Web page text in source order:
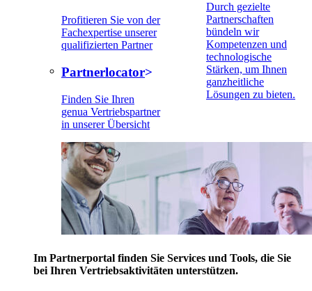
Profitieren Sie von der
Fachexpertise unserer
qualifizierten Partner
Partnerlocator
Finden Sie Ihren
genua Vertriebspartner
in unserer Übersicht
Durch gezielte
Partnerschaften
bündeln wir
Kompetenzen und
technologische
Stärken, um Ihnen
ganzheitliche
Lösungen zu bieten.
Im Partnerportal finden Sie Services und Tools, die Sie
bei Ihren Vertriebsaktivitäten unterstützen.